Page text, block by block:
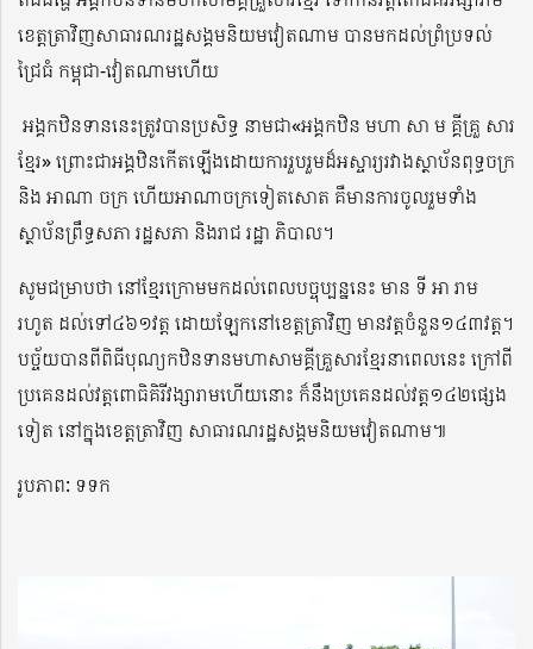
ខេត្តត្រាវិញសាធារណរដ្ឋសង្គមនិយមវៀតណាម បានមកដល់ព្រំប្រទល់
ជ្រៃធំ កម្ពុជា-វៀតណាមហើយ
អង្គកឋិនទាននេះត្រូវបានប្រសិទ្ធ នាមជា«អង្គកឋិន មហា សា ម គ្គីគ្រួ សារ
ខ្មែរ» ព្រោះជាអង្គឋិនកើតឡើងដោយការរួបរួមដ៏អស្ចារ្យរវាងស្ថាប័នពុទ្ធចក្រ
និង អាណា ចក្រ ហើយអាណាចក្រទៀតសោត គឺមានការចូលរួមទាំង
ស្ថាប័នព្រឹទ្ធសភា រដ្ឋសភា និងរាជ រដ្ឋា ភិបាល។
សូមជម្រាបថា នៅខ្មែរក្រោមមកដល់ពេលបច្ចុប្បន្ននេះ មាន ទី អា រាម
រហូត ដល់ទៅ៤៦១វត្ត ដោយឡែកនៅខេត្តត្រាវិញ មានវត្តចំនួន១៤៣វត្ត។
បច្ច័យបានពីពិធីបុណ្យកឋិនទានមហាសាមគ្គីគ្រួសារខ្មែរនាពេលនេះ ក្រៅពី
ប្រគេនដល់វត្តពោធិគិរីវង្សារាមហើយនោះ ក៏នឹងប្រគេនដល់វត្ត១៤២ផ្សេង
ទៀត នៅក្នុងខេត្តត្រាវិញ សាធារណរដ្ឋសង្គមនិយមវៀតណាម៕
រូបភាព: ទទក